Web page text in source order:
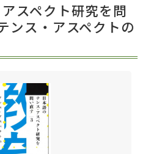
教師用参考書
スペクト研究を問
ス・アスペクトの